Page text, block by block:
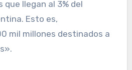
llegan al 3% del
Esto es,
mil millones destinados a